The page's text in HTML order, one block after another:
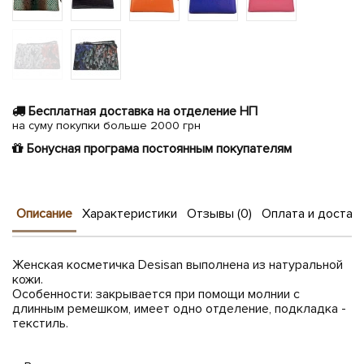
Бесплатная доставка на отделение НП
на суму покупки больше 2000 грн
Бонусная програма постоянным покупателям
Описание Характеристики Отзывы (0) Оплата и
Женская косметичка Desisan выполнена из натуральной
кожи.
Особенности: закрывается при помощи молнии с
длинным ремешком, имеет одно отделение, подкладка -
текстиль.